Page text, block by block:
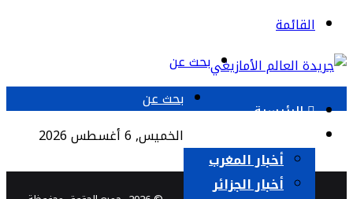
القائمة
بحث عن
الرئيسية
أخبار المغرب
أخبار الجزائر
بحث عن
الخميس, 6 أغسطس 2026